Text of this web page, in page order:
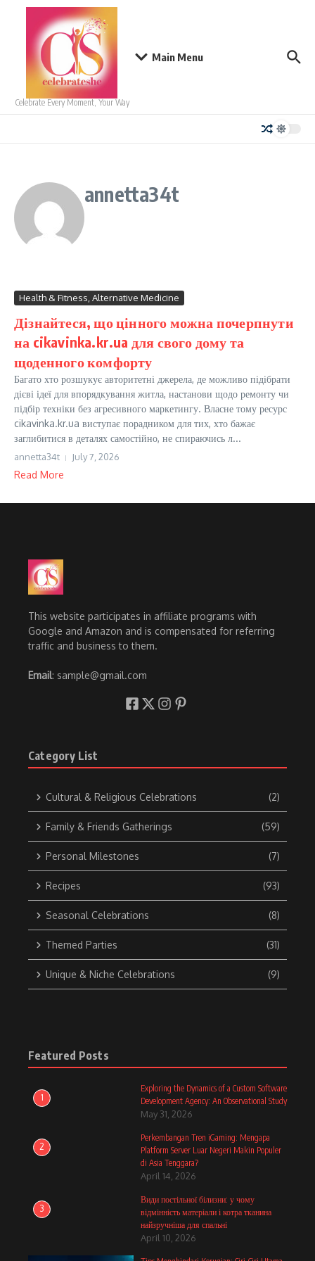
Skip to content
Celebrate Every Moment, Your Way
Main Menu
annetta34t
Health & Fitness, Alternative Medicine
Дізнайтеся, що цінного можна почерпнути
на cikavinka.kr.ua для свого дому та
щоденного комфорту
Багато хто розшукує авторитетні джерела, де можливо підібрати
дієві ідеї для впорядкування житла, настанови щодо ремонту чи
підбір техніки без агресивного маркетингу. Власне тому ресурс
cikavinka.kr.ua виступає порадником для тих, хто бажає
заглибитися в деталях самостійно, не спираючись л...
annetta34t July 7, 2026
Read More
This website participates in affiliate programs with
Google and Amazon and is compensated for referring
traffic and business to them.
Email: sample@gmail.com
Category List
Cultural & Religious Celebrations (2)
Family & Friends Gatherings (59)
Personal Milestones (7)
Recipes (93)
Seasonal Celebrations (8)
Themed Parties (31)
Unique & Niche Celebrations (9)
Featured Posts
1
Exploring the Dynamics of a Custom Software
Development Agency: An Observational Study
May 31, 2026
2
Perkembangan Tren iGaming: Mengapa
Platform Server Luar Negeri Makin Populer
di Asia Tenggara?
April 14, 2026
3
Види постільної білизни: у чому
відмінність матеріали і котра тканина
найзручніша для спальні
April 10, 2026